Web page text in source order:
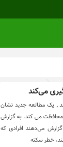
می‌کند
, یک مطالعه جدید نشان
محافظت می کند. به گزارش
می‌دهند افرادی که
خطر سکته